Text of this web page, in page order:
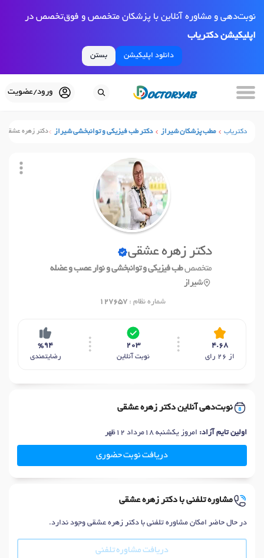
نوبت‌دهی و مشاوره آنلاین با پزشکان متخصص و فوق‌تخصص در
اپلیکیشن دکتریاب
دانلود اپلیکیشن بستن
ورود/عضویت
دکتریاب مطب پزشکان شیراز دکتر طب فیزیکی و توانبخشی شیراز دکتر زهره عشقی
دکتر زهره عشقی
متخصصطب فیزیکی و توانبخشی و نوار عصب و عضله
شیراز
شماره نظام :127657
4.68
از 26 رای
203
نوبت آنلاین
%94
رضایتمندی
نوبت‌دهی آنلاین دکتر زهره عشقی
اولین تایم آزاد: امروز یکشنبه 18مرداد 12ظهر
دریافت نوبت حضوری
مشاوره تلفنی با دکتر زهره عشقی
در حال حاضر امکان مشاوره تلفنی با دکتر زهره عشقی وجود ندارد.
دریافت مشاوره تلفنی